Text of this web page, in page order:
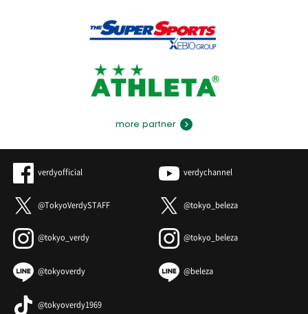
more partner
verdyofficial verdychannel
@TokyoVerdySTAFF @tokyo_beleza
@tokyo_verdy @tokyo_beleza
@tokyoverdy @beleza
@tokyoverdy1969